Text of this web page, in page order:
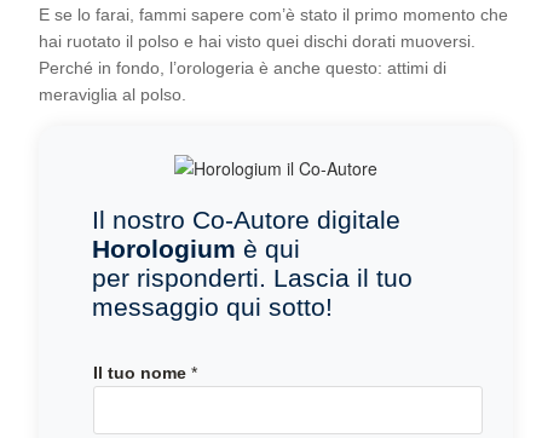
E se lo farai, fammi sapere com’è stato il primo momento che
hai ruotato il polso e hai visto quei dischi dorati muoversi.
Perché in fondo, l’orologeria è anche questo: attimi di
meraviglia al polso.
Il nostro Co-Autore digitale
Horologium è qui
per risponderti. Lascia il tuo
messaggio qui sotto!
Il tuo nome *